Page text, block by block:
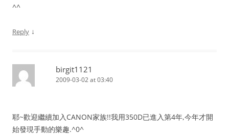
^^
Reply ↓
birgit1121
2009-03-02 at 03:40
耶~歡迎繼續加入CANON家族!!我用350D已進入第4年,今年才開
始發現手動的樂趣.^0^